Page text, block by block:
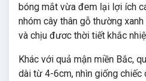
bóng mắt vừa đem lại lợi ích
nhóm cây thân gỗ thường
và chịu đươc thời tiết khắc
Khác với quả mận miền Bắc,
dài từ 4-6cm, nhìn giống chiếc